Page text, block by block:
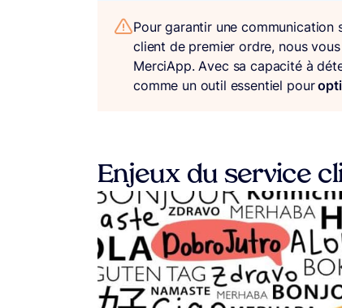
Pour garantir une communication
client de premier ordre, nous
MerciApp. Avec sa capacité à
comme un outil essentiel pour
Enjeux du service